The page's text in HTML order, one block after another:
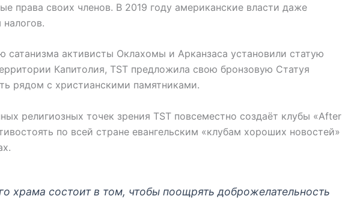
права своих членов. В 2019 году американские власти даже
сатанизма активисты Оклахомы и Арканзаса установили статую
Капитолия, TST предложила свою бронзовую Статуя
рядом с христианскими памятниками.
религиозных точек зрения TST повсеместно создаёт клубы «After
по всей стране евангельским «клубам хороших новостей»
храма состоит в том, чтобы поощрять доброжелательность